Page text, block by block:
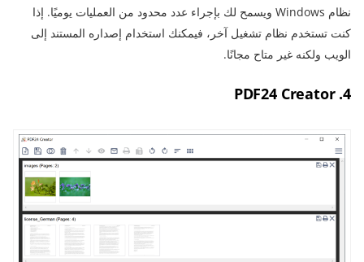
نظام Windows ويسمح لك بإجراء عدد محدود من العمليات يوميًا. إذا
كنت تستخدم نظام تشغيل آخر، فيمكنك استخدام إصداره المستند إلى
الويب ولكنه غير متاح مجانًا.
4. PDF24 Creator